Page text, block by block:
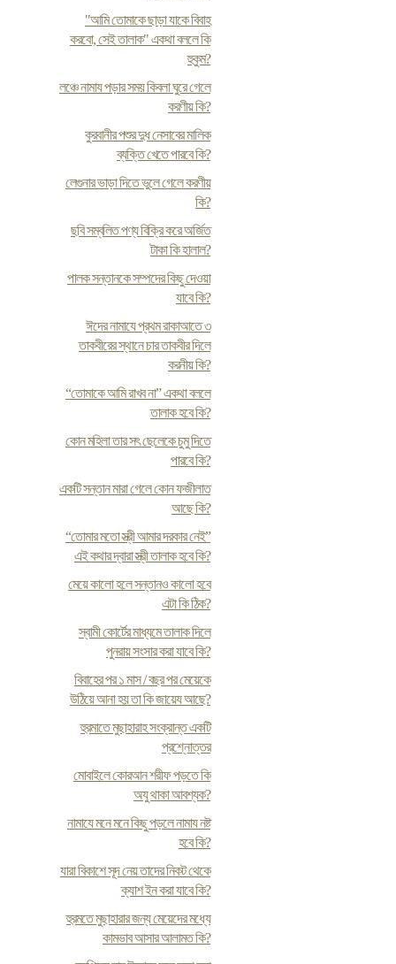
"আমি তোমাকে ছাড়া যাকে বিবাহ
করবো, সেই তালাক" একথা বললে কি
হুকুম?
লঞ্চে নামায পড়ার সময় কিবলা ঘুরে গেলে
করণীয় কি?
কুরবানীর পশুর দুধ নেসাবের মালিক
ব্যক্তি খেতে পারবে কি?
লেগুনার ভাড়া দিতে ভুলে গেলে করণীয়
কি?
ছবি সম্বলিত পণ্য বিক্রি করে অর্জিত
টাকা কি হালাল?
পালক সন্তানকে সম্পদের কিছু দেওয়া
যাবে কি?
ঈদের নামাযে প্রথম রাকাআতে ৩
তাকবীরের স্থানে চার তাকবীর দিলে
করনীয় কি?
“তোমাকে আমি রাখব না” একথা বললে
তালাক হবে কি?
কোন মহিলা তার সৎ ছেলেকে চুমু দিতে
পারবে কি?
একটি সন্তান মারা গেলে কোন ফজীলাত
আছে কি?
“তোমার মতো স্ত্রী আমার দরকার নেই”
এই কথার দ্বারা স্ত্রী তালাক হবে কি?
মেয়ে কালো হলে সন্তানও কালো হবে
এটা কি ঠিক?
স্বামী কোর্টের মাধ্যমে তালাক দিলে
পুনরায় সংসার করা যাবে কি?
বিবাহের পর ১ মাস / বছর পর মেয়েকে
উঠিয়ে আনা হয় তা কি জায়েয আছে?
হুরমাতে মুছাহারাহ সংক্রান্ত একটি
প্রশ্নোত্তর
মোবাইলে কোরআন শরীফ পড়তে কি
অযু থাকা আবশ্যক?
নামাযে মনে মনে কিছু পড়লে নামায নষ্ট
হবে কি?
যারা বিকাশে সূদ নেয় তাদের নিকট থেকে
ক্যাশ ইন করা যাবে কি?
হুরমতে মুছাহারার জন্য মেয়েদের মধ্যে
কামভাব আসার আলামত কি?